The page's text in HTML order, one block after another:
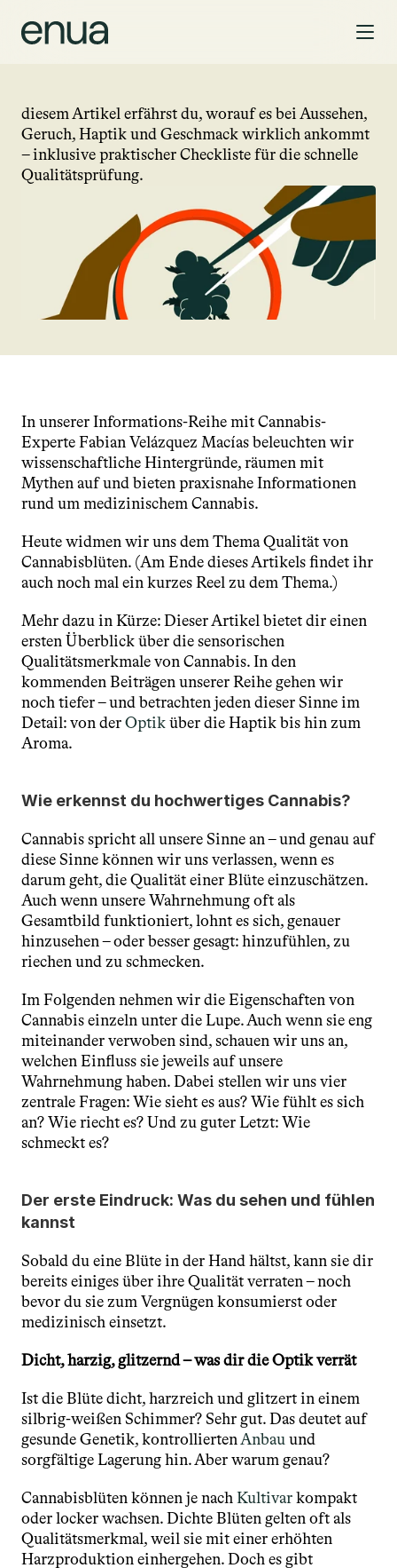
BEYOND THE SMOKE
diesem Artikel erfährst du, worauf es bei Aussehen,
Geruch, Haptik und Geschmack wirklich ankommt
– inklusive praktischer Checkliste für die schnelle
Qualitätsprüfung.
In unserer Informations-Reihe mit Cannabis-
Experte Fabian Velázquez Macías beleuchten wir
wissenschaftliche Hintergründe, räumen mit
Mythen auf und bieten praxisnahe Informationen
rund um medizinischem Cannabis.
Heute widmen wir uns dem Thema Qualität von
Cannabisblüten. (Am Ende dieses Artikels findet ihr
auch noch mal ein kurzes Reel zu dem Thema.)
Mehr dazu in Kürze: Dieser Artikel bietet dir einen
ersten Überblick über die sensorischen
Qualitätsmerkmale von Cannabis. In den
kommenden Beiträgen unserer Reihe gehen wir
noch tiefer – und betrachten jeden dieser Sinne im
Detail: von der Optik über die Haptik bis hin zum
Aroma.
Wie erkennst du hochwertiges Cannabis?
Cannabis spricht all unsere Sinne an – und genau auf
diese Sinne können wir uns verlassen, wenn es
darum geht, die Qualität einer Blüte einzuschätzen.
Auch wenn unsere Wahrnehmung oft als
Gesamtbild funktioniert, lohnt es sich, genauer
hinzusehen – oder besser gesagt: hinzufühlen, zu
riechen und zu schmecken.
Im Folgenden nehmen wir die Eigenschaften von
Cannabis einzeln unter die Lupe. Auch wenn sie eng
miteinander verwoben sind, schauen wir uns an,
welchen Einfluss sie jeweils auf unsere
Wahrnehmung haben. Dabei stellen wir uns vier
zentrale Fragen: Wie sieht es aus? Wie fühlt es sich
an? Wie riecht es? Und zu guter Letzt: Wie
schmeckt es?
Der erste Eindruck: Was du sehen und fühlen
kannst
Sobald du eine Blüte in der Hand hältst, kann sie dir
bereits einiges über ihre Qualität verraten – noch
bevor du sie zum Vergnügen konsumierst oder
medizinisch einsetzt.
Dicht, harzig, glitzernd – was dir die Optik verrät
Ist die Blüte dicht, harzreich und glitzert in einem
silbrig-weißen Schimmer? Sehr gut. Das deutet auf
gesunde Genetik, kontrollierten Anbau und
sorgfältige Lagerung hin. Aber warum genau?
Cannabisblüten können je nach Kultivar kompakt
oder locker wachsen. Dichte Blüten gelten oft als
Qualitätsmerkmal, weil sie mit einer erhöhten
Harzproduktion einhergehen. Doch es gibt